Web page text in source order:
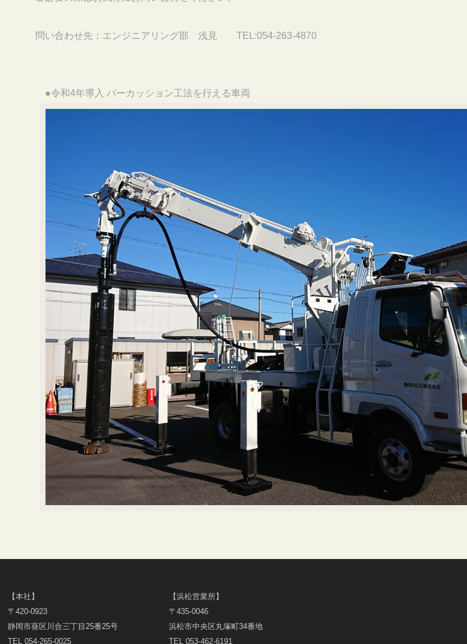
問い合わせ先：エンジニアリング部 浅見 TEL:054-263-4870
●令和4年導入 パーカッション工法を行える車両
【本社】
〒420-0923
静岡市葵区川合三丁目25番25号
TEL 054-265-0025
【浜松営業所】
〒435-0046
浜松市中央区丸塚町34番地
TEL 053-462-6191